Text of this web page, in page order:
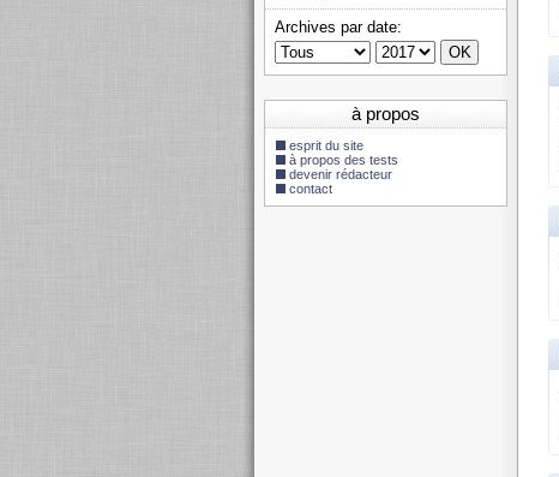
Archives par date:
à propos
esprit du site
à propos des tests
devenir rédacteur
contact